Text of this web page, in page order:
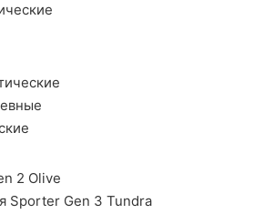
2 Olive
Sporter Gen 3 Tundra